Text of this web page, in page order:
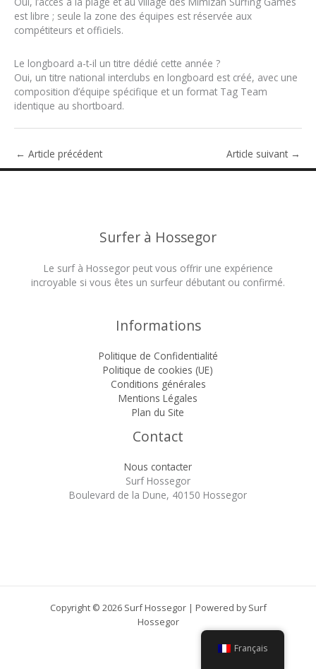
est libre ; seule la zone des équipes est réservée aux
compétiteurs et officiels.
Le longboard a-t-il un titre dédié cette année ?
Oui, un titre national interclubs en longboard est créé, avec une
composition d’équipe spécifique et un format Tag Team
identique au shortboard.
← Article précédent Article suivant →
Surfer à Hossegor
Le surf à Hossegor peut vous offrir une expérience
incroyable si vous êtes un surfeur débutant ou confirmé.
Informations
Politique de Confidentialité
Politique de cookies (UE)
Conditions générales
Mentions Légales
Plan du Site
Contact
Nous contacter
Surf Hossegor
Boulevard de la Dune, 40150 Hossegor
Copyright © 2026 Surf Hossegor | Powered by Surf
Hossegor
Français